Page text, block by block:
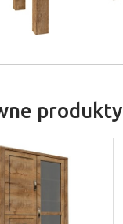
produkty